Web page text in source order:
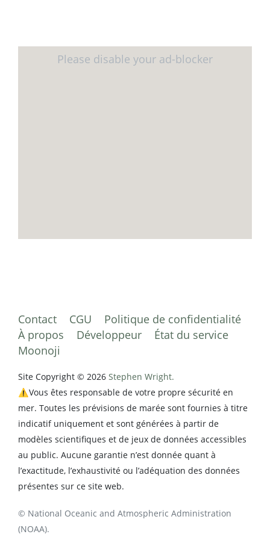
Contact CGU
Politique de confidentialité
À propos
Développeur
État du service
Moonoji
Site Copyright © 2026 Stephen Wright.
⚠️Vous êtes responsable de votre propre sécurité en
mer. Toutes les prévisions de marée sont fournies à titre
indicatif uniquement et sont générées à partir de
modèles scientifiques et de jeux de données accessibles
au public. Aucune garantie n’est donnée quant à
l’exactitude, l’exhaustivité ou l’adéquation des données
présentes sur ce site web.
© National Oceanic and Atmospheric Administration
(NOAA).